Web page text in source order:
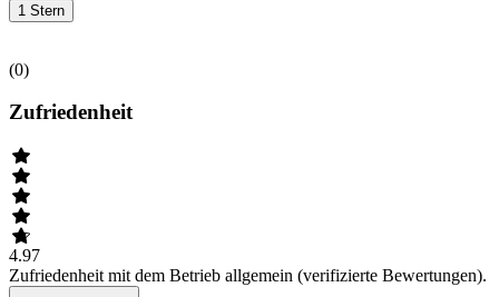
1 Stern
(0)
Zufriedenheit
4.97
Zufriedenheit mit dem Betrieb allgemein (verifizierte Bewertungen).